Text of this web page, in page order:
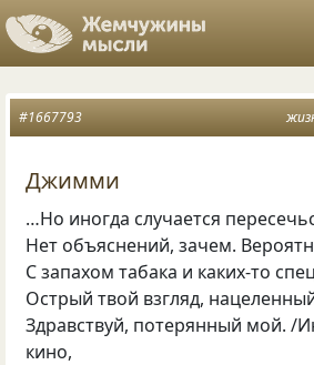
#1667793
Джимми
…Но иногда случается
Нет объяснений, зачем.
С запахом табака и каких-то
Острый твой взгляд,
Здравствуй, потерянный мой. /
кино,